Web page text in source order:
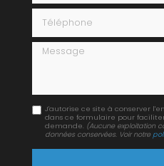
Message
J'autorise ce site à conserver
dans ce formulaire pour
demande. (Aucune exploitation
données conservées. Voir notre